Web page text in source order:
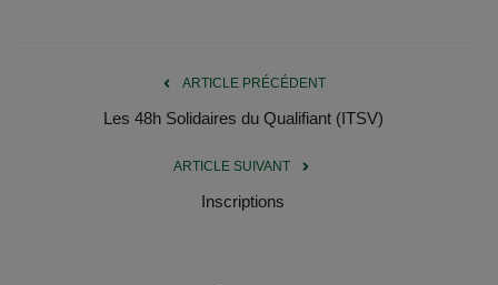
ARTICLE PRÉCÉDENT
Les 48h Solidaires du Qualifiant (ITSV)
ARTICLE SUIVANT
Inscriptions